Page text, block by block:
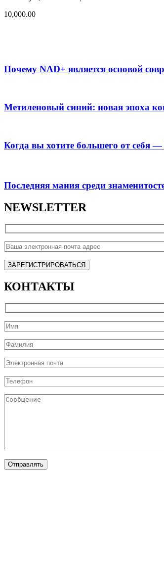
10,000.00
Почему NAD+ является основой
Метиленовый синий: новая эпоха
Когда вы хотите большего от себя
Последняя мания среди
NEWSLETTER
КОНТАКТЫ